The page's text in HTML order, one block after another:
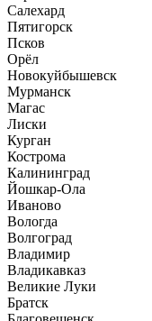
Салехард
Пятигорск
Псков
Орёл
Новокуйбышевск
Мурманск
Магас
Лиски
Курган
Кострома
Калининград
Йошкар-Ола
Иваново
Вологда
Волгоград
Владимир
Владикавказ
Великие Луки
Братск